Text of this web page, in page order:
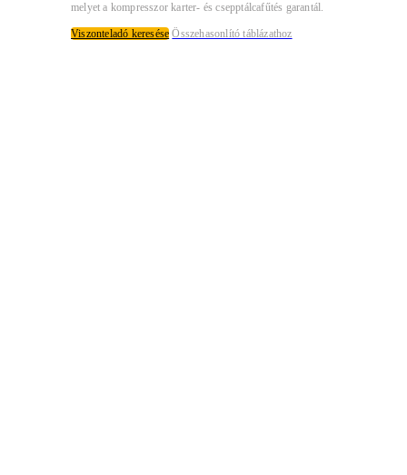
melyet a kompresszor karter- és csepptálcafűtés garantál.
Viszonteladó keresése Összehasonlító táblázathoz